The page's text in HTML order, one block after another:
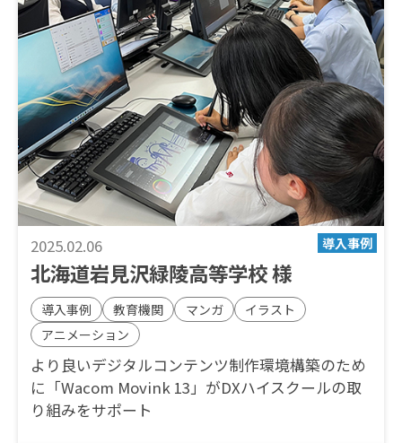
2025.02.06
北海道岩見沢緑陵高等学校 様
導入事例 教育機関 マンガ
イラスト
アニメーション
より良いデジタルコンテンツ制作環境構築のため
に「Wacom Movink 13」がDXハイスクールの取
り組みをサポート